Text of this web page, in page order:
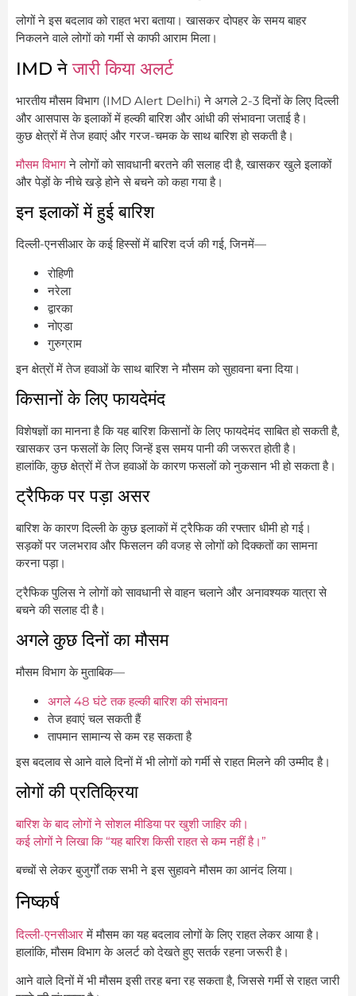
लोगों ने इस बदलाव को राहत भरा बताया। खासकर दोपहर के समय बाहर
निकलने वाले लोगों को गर्मी से काफी आराम मिला।
IMD नेजारी किया अलर्ट
भारतीय मौसम विभाग (IMD Alert Delhi) ने अगले 2-3 दिनों के लिए दिल्ली
और आसपास के इलाकों में हल्की बारिश और आंधी की संभावना जताई है।
कुछ क्षेत्रों में तेज हवाएं और गरज-चमक के साथ बारिश हो सकती है।
मौसम विभागने लोगों को सावधानी बरतने की सलाह दी है, खासकर खुले इलाकों
और पेड़ों के नीचे खड़े होने से बचने को कहा गया है।
इन इलाकों में हुई बारिश
दिल्ली-एनसीआर के कई हिस्सों में बारिश दर्ज की गई, जिनमें—
रोहिणी
नरेला
द्वारका
नोएडा
गुरुग्राम
इन क्षेत्रों में तेज हवाओं के साथ बारिश ने मौसम को सुहावना बना दिया।
किसानों के लिए फायदेमंद
विशेषज्ञों का मानना है कि यह बारिश किसानों के लिए फायदेमंद साबित हो सकती है,
खासकर उन फसलों के लिए जिन्हें इस समय पानी की जरूरत होती है।
हालांकि, कुछ क्षेत्रों में तेज हवाओं के कारण फसलों को नुकसान भी हो सकता है।
ट्रैफिक पर पड़ा असर
बारिश के कारण दिल्ली के कुछ इलाकों में ट्रैफिक की रफ्तार धीमी हो गई।
सड़कों पर जलभराव और फिसलन की वजह से लोगों को दिक्कतों का सामना
करना पड़ा।
ट्रैफिक पुलिस ने लोगों को सावधानी से वाहन चलाने और अनावश्यक यात्रा से
बचने की सलाह दी है।
अगले कुछ दिनों का मौसम
मौसम विभाग के मुताबिक—
अगले 48 घंटे तक हल्की बारिश की संभावना
तेज हवाएं चल सकती हैं
तापमान सामान्य से कम रह सकता है
इस बदलाव से आने वाले दिनों में भी लोगों को गर्मी से राहत मिलने की उम्मीद है।
लोगों की प्रतिक्रिया
बारिश के बाद लोगों ने सोशल मीडिया पर खुशी जाहिर की।
कई लोगों ने लिखा कि “यह बारिश किसी राहत से कम नहीं है।”
बच्चों से लेकर बुजुर्गों तक सभी ने इस सुहावने मौसम का आनंद लिया।
निष्कर्ष
दिल्ली-एनसीआरमें मौसम का यह बदलाव लोगों के लिए राहत लेकर आया है।
हालांकि, मौसम विभाग के अलर्ट को देखते हुए सतर्क रहना जरूरी है।
आने वाले दिनों में भी मौसम इसी तरह बना रह सकता है, जिससे गर्मी से राहत जारी